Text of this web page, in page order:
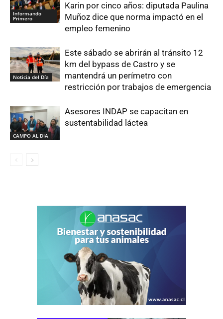
Informando
Primero
Karin por cinco años: diputada Paulina
Muñoz dice que norma impactó en el
empleo femenino
Noticia del Día
Este sábado se abrirán al tránsito 12
km del bypass de Castro y se
mantendrá un perímetro con
restricción por trabajos de emergencia
CAMPO AL DIA
Asesores INDAP se capacitan en
sustentabilidad láctea